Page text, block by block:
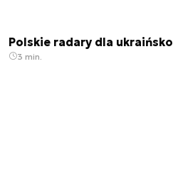
Polskie radary dla
3 min.